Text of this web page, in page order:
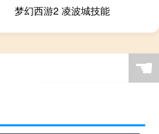
梦幻西游2 凌波城技能
☚